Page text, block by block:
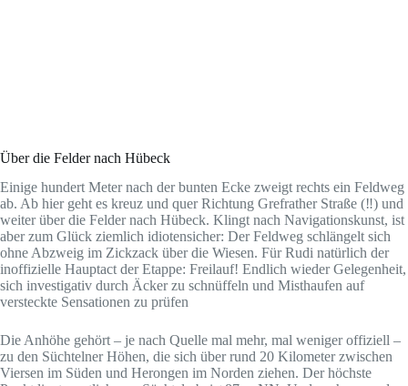
Über die Felder nach Hübeck
Einige hundert Meter nach der bunten Ecke zweigt rechts ein Feldweg
ab. Ab hier geht es kreuz und quer Richtung Grefrather Straße (‼️) und
weiter über die Felder nach Hübeck. Klingt nach Navigationskunst, ist
aber zum Glück ziemlich idiotensicher: Der Feldweg schlängelt sich
ohne Abzweig im Zickzack über die Wiesen. Für Rudi natürlich der
inoffizielle Hauptact der Etappe: Freilauf! Endlich wieder Gelegenheit,
sich investigativ durch Äcker zu schnüffeln und Misthaufen auf
versteckte Sensationen zu prüfen
Die Anhöhe gehört – je nach Quelle mal mehr, mal weniger offiziell –
zu den Süchtelner Höhen, die sich über rund 20 Kilometer zwischen
Viersen im Süden und Herongen im Norden ziehen. Der höchste